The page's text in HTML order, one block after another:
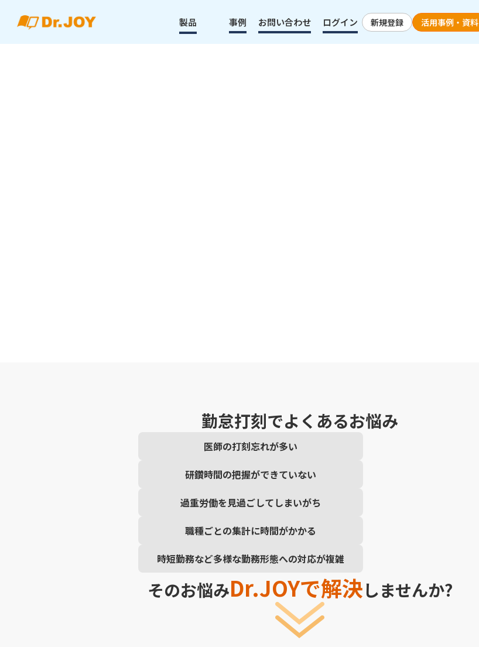
事例 お問い合わせ ログイン 新規登録 活用事例・資料
製品
勤怠打刻でよくあるお悩み
医師の打刻忘れが多い
研鑽時間の把握ができていない
過重労働を見過ごしてしまいがち
職種ごとの集計に時間がかかる
時短勤務など多様な勤務形態への対応が複雑
そのお悩みDr.JOYで解決しませんか?